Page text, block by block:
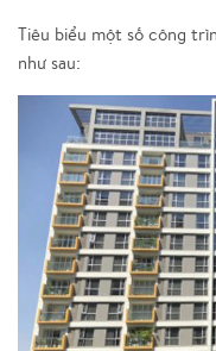
Tiêu biểu một số công
như sau: